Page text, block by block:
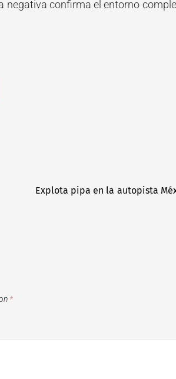
confirma el entorno
Explota pipa en la autopista
*